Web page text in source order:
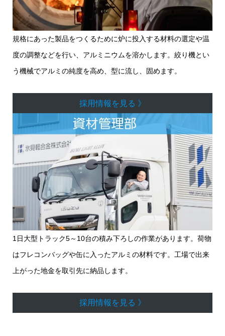
規格にあった製品をつくるために炉に投入する材料の選定や温
度の調整などを行い、アルミニウムを溶かします。絞り機とい
う機械でアルミの純度を高め、型に流し、固めます。
採用情報を見る 》
1日大型トラック5～10台の積み下ろしの作業があります。荷物
はフレコンバッグや缶に入ったアルミの材料です。工場で出来
上がった地金を取引先に納品します。
採用情報を見る 》